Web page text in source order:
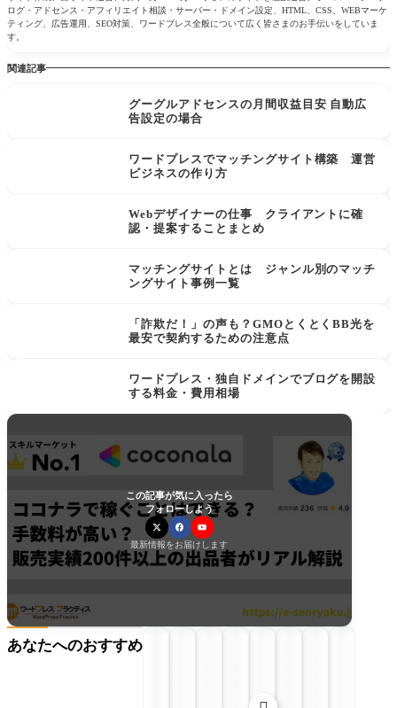
ログ・アドセンス・アフィリエイト相談・サーバー・ドメイン設定、HTML、CSS、WEBマーケ
ティング、広告運用、SEO対策、ワードプレス全般について広く皆さまのお手伝いをしていま
す。
関連記事
グーグルアドセンスの月間収益目安 自動広
告設定の場合
ワードプレスでマッチングサイト構築 運営
ビジネスの作り方
Webデザイナーの仕事 クライアントに確
認・提案することまとめ
マッチングサイトとは ジャンル別のマッチ
ングサイト事例一覧
「詐欺だ！」の声も？GMOとくとくBB光を
最安で契約するための注意点
ワードプレス・独自ドメインでブログを開設
する料金・費用相場
この記事が気に入ったら
フォローしよう
最新情報をお届けします
あなたへのおすすめ